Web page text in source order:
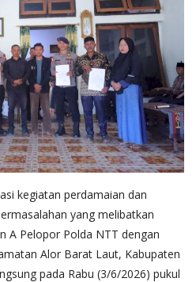
kegiatan perdamaian dan
yang melibatkan
A Pelopor Polda NTT dengan
Alor Barat Laut, Kabupaten
pada Rabu (3/6/2026) pukul